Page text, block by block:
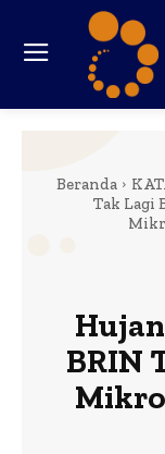
Beranda
Tak Lagi
BRIN